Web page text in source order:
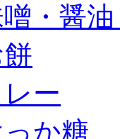
・醤
ー
か糖